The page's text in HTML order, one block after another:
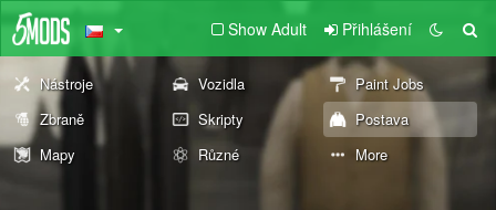
Show Adult Přihlášení
Nástroje Vozidla
Paint Jobs
Zbraně
Skripty
Postava
Mapy
Různé More